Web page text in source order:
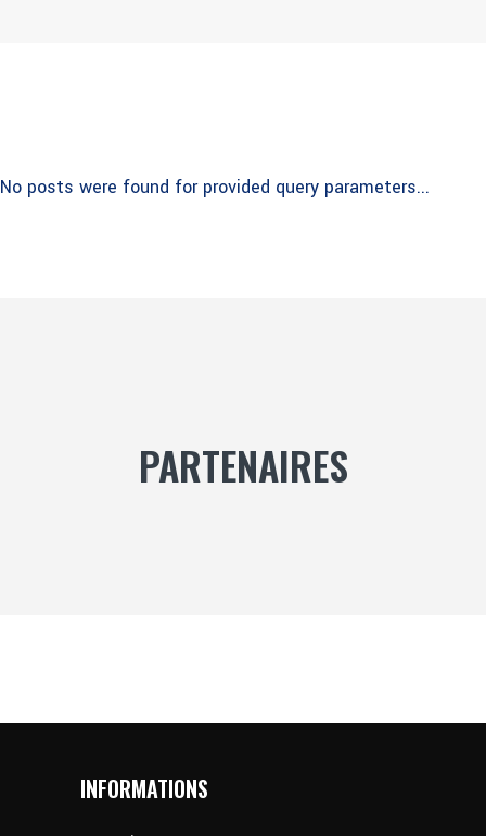
No posts were found for provided query parameters...
PARTENAIRES
INFORMATIONS